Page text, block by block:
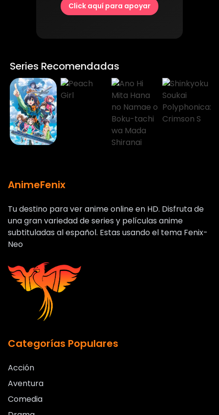
Click aquí para apoyar
Series Recomendadas
AnimeFenix
Tu destino para ver anime online en HD. Disfruta de
una gran variedad de series y películas anime
subtituladas al español. Estas usando el tema Fenix-
Neo
Categorías Populares
Acción
Aventura
Comedia